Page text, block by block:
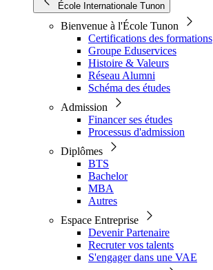
École Internationale Tunon
Bienvenue à l'École Tunon
Certifications des formations
Groupe Eduservices
Histoire & Valeurs
Réseau Alumni
Schéma des études
Admission
Financer ses études
Processus d'admission
Diplômes
BTS
Bachelor
MBA
Autres
Espace Entreprise
Devenir Partenaire
Recruter vos talents
S'engager dans une VAE